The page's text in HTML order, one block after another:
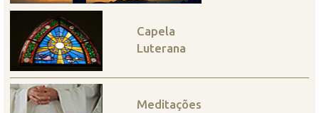
Capela
Luterana
Meditações